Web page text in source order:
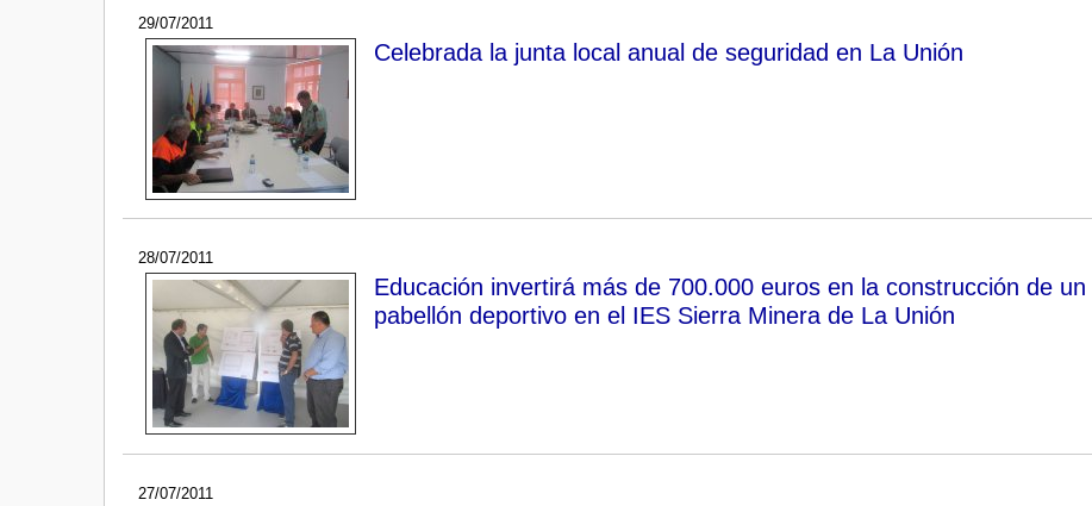
29/07/2011
Celebrada la junta local anual de seguridad en La Unión
28/07/2011
Educación invertirá más de 700.000 euros en la construcción de un
pabellón deportivo en el IES Sierra Minera de La Unión
27/07/2011